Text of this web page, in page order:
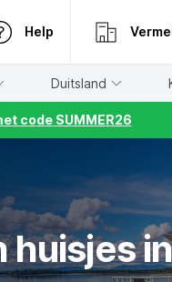
Help
Duitsland
code SUMMER26
huisjes